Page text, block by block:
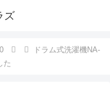
ドラム式洗濯機NA-
た